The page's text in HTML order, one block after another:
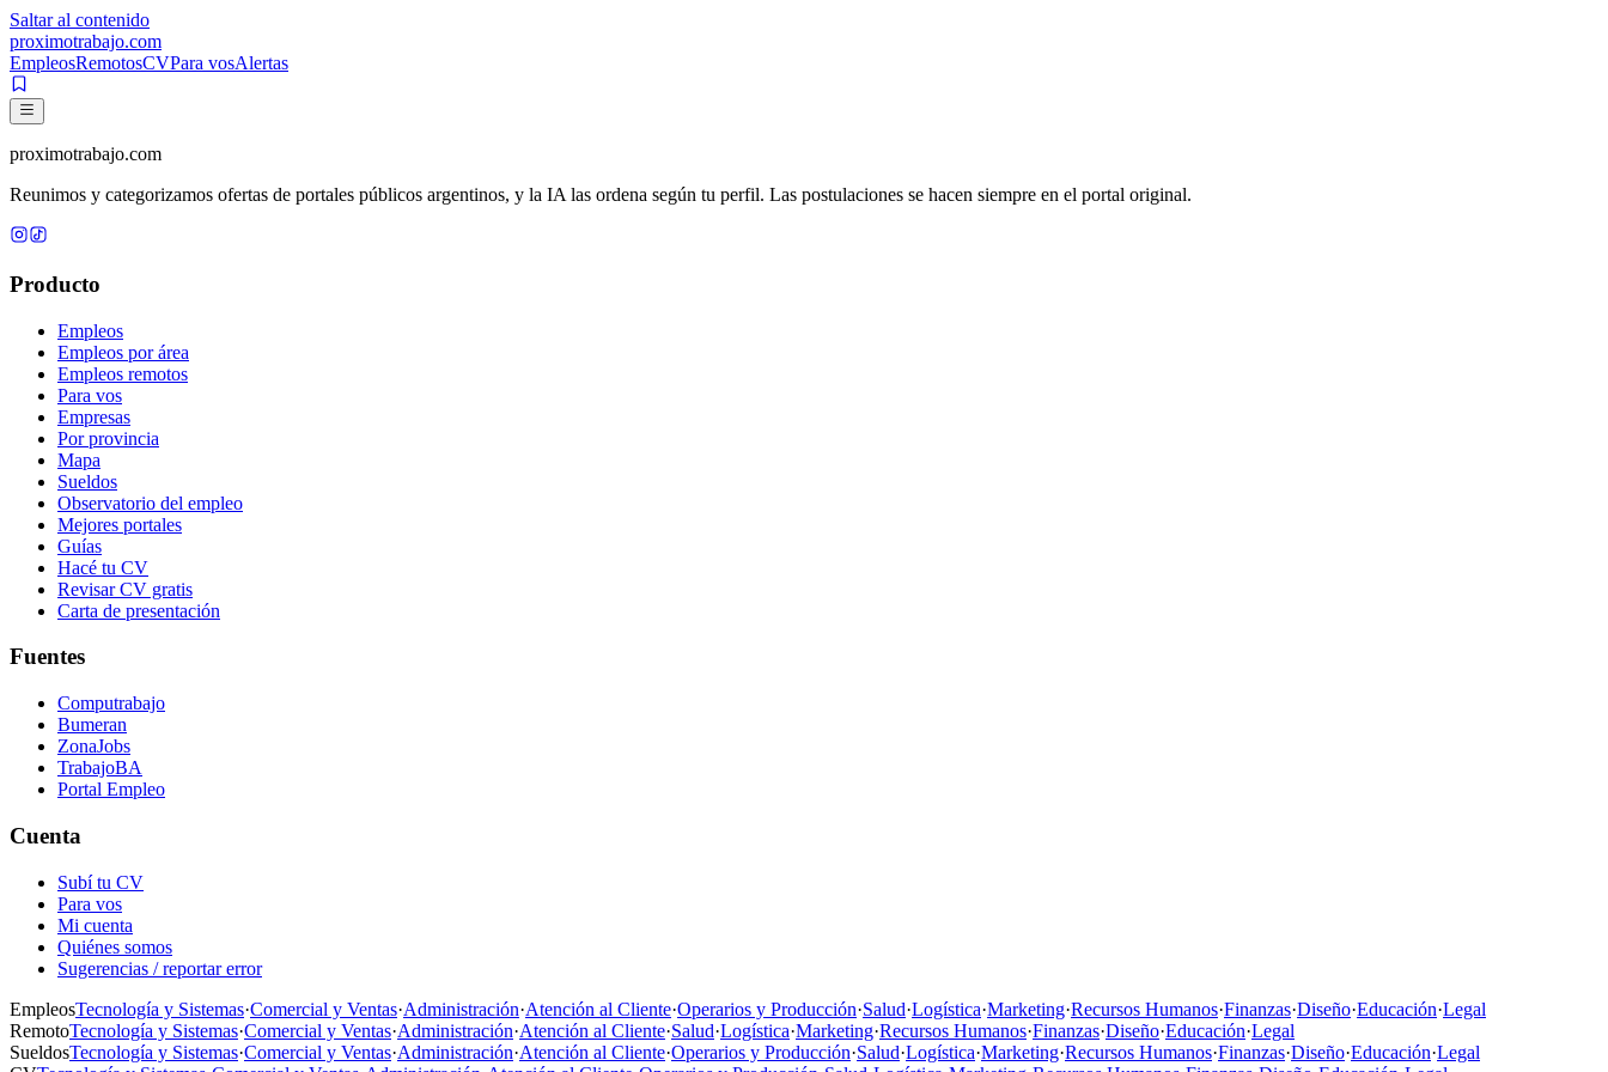
Saltar al contenido
proximotrabajo.com
EmpleosRemotosCVPara vosAlertas
proximotrabajo.com
Reunimos y categorizamos ofertas de portales públicos argentinos, y la IA las ordena según tu perfil. Las postulaciones se hacen siempre en el portal original.
Producto
Empleos
Empleos por área
Empleos remotos
Para vos
Empresas
Por provincia
Mapa
Sueldos
Observatorio del empleo
Mejores portales
Guías
Hacé tu CV
Revisar CV gratis
Carta de presentación
Fuentes
Computrabajo
Bumeran
ZonaJobs
TrabajoBA
Portal Empleo
Cuenta
Subí tu CV
Para vos
Mi cuenta
Quiénes somos
Sugerencias / reportar error
EmpleosTecnología y Sistemas·Comercial y Ventas·Administración·Atención al Cliente·Operarios y Producción·Salud·Logística·Marketing·Recursos Humanos·Finanzas·Diseño·Educación·Legal
RemotoTecnología y Sistemas·Comercial y Ventas·Administración·Atención al Cliente·Salud·Logística·Marketing·Recursos Humanos·Finanzas·Diseño·Educación·Legal
SueldosTecnología y Sistemas·Comercial y Ventas·Administración·Atención al Cliente·Operarios y Producción·Salud·Logística·Marketing·Recursos Humanos·Finanzas·Diseño·Educación·Legal